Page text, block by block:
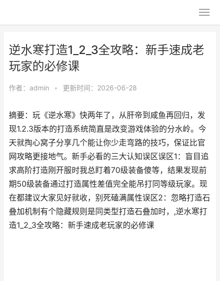
逆水寒打造1_2_3全攻略：新手速成老
玩家的必修课
作者： admin • 更新时间：2026-06-28
摘要：玩《逆水寒》快两年了，从肝帝到咸鱼再回归，发
现1.2.3版本的打造系统简直是改变游戏体验的分水岭。今
天就掏心窝子分享几个能让你少走弯路的技巧，保证比官
网攻略更接地气。新手必看的三大认知误区误区1：盲目追
求高阶打造刚开服时我总盯着70级装备傻等，结果发现前
期50级装备通过打造属性差值完全能吊打同等级玩家。现
在都建议大家见好就收，别死磕满属性误区2：忽略打造石
叠加机制有个隐藏规则是同类型打造石叠加时，,逆水寒打
造1_2_3全攻略：新手速成老玩家的必修课